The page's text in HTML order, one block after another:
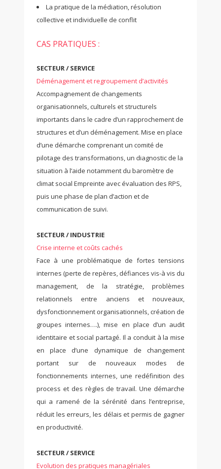
La pratique de la médiation, résolution
collective et individuelle de conflit
CAS PRATIQUES :
SECTEUR / SERVICE
Déménagement et regroupement d’activités
Accompagnement de changements
organisationnels, culturels et structurels
importants dans le cadre d’un rapprochement de
structures et d’un déménagement. Mise en place
d’une démarche comprenant un comité de
pilotage des transformations, un diagnostic de la
situation à l’aide notamment du baromètre de
climat social Empreinte avec évaluation des RPS,
puis une phase de plan d’action et de
communication de suivi.
SECTEUR / INDUSTRIE
Crise interne et coûts cachés
Face à une problématique de fortes tensions
internes (perte de repères, défiances vis-à vis du
management, de la stratégie, problèmes
relationnels entre anciens et nouveaux,
dysfonctionnement organisationnels, création de
groupes internes….), mise en place d’un audit
identitaire et social partagé. Il a conduit à la mise
en place d’une dynamique de changement
portant sur de nouveaux modes de
fonctionnements internes, une redéfinition des
process et des règles de travail. Une démarche
qui a ramené de la sérénité dans l’entreprise,
réduit les erreurs, les délais et permis de gagner
en productivité.
SECTEUR / SERVICE
Evolution des pratiques managériales